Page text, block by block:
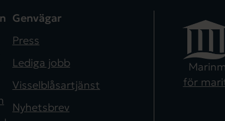
Genvägar
Press
Lediga jobb
Visselblåsartjänst
Nyhetsbrev
för